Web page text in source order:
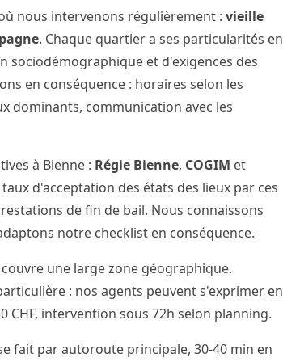
nous intervenons régulièrement : vieille
. Chaque quartier a ses particularités en
sociodémographique et d'exigences des
en conséquence : horaires selon les
dominants, communication avec les
à Bienne : Régie Bienne, COGIM et
d'acceptation des états des lieux par ces
de fin de bail. Nous connaissons
notre checklist en conséquence.
une large zone géographique.
: nos agents peuvent s'exprimer en
intervention sous 72h selon planning.
fait par autoroute principale, 30-40 min en